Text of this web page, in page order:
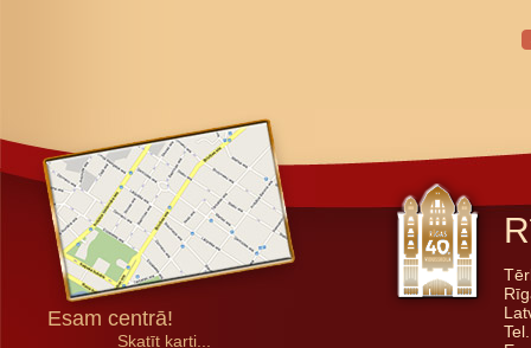
Esam centrā!
Skatīt karti...